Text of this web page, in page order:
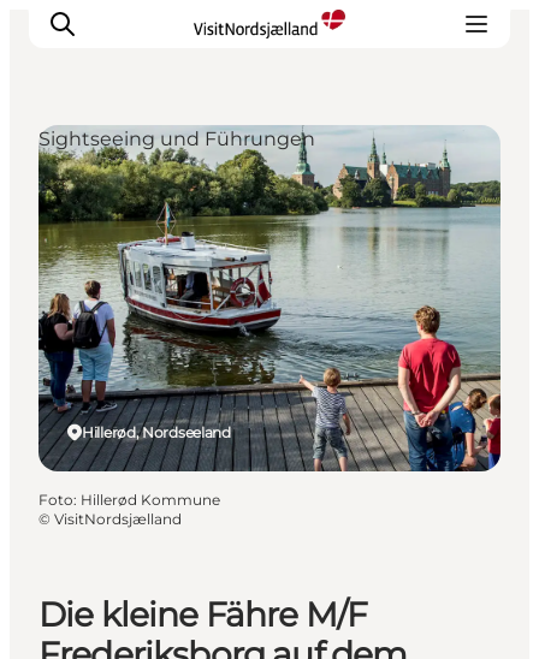
Highlights
Erlebnisse
Geschmack
Unterkünfte
Städte
Reiseplanung
Die kleine Fähre M/F
Hillerød, Nordseeland
Sightseeing und Führungen
Foto: Hillerød Kommune
© VisitNordsjælland